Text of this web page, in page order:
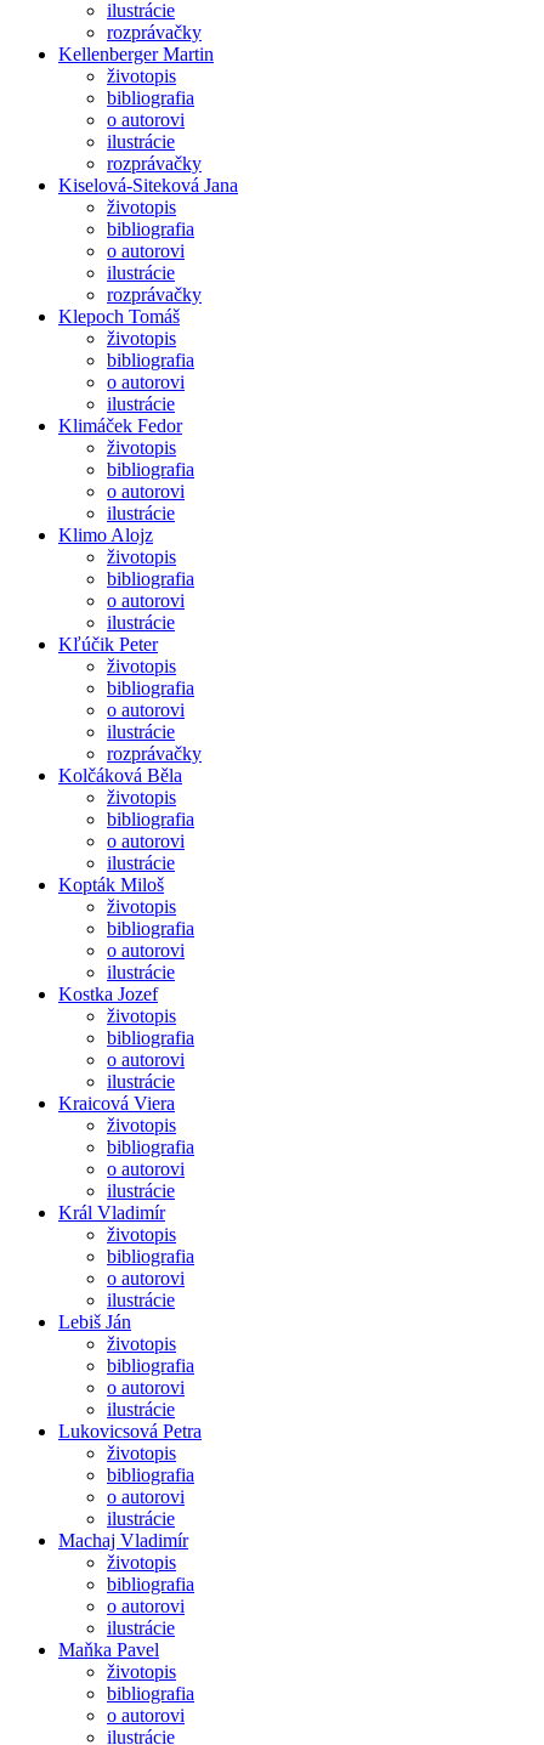
ilustrácie
rozprávačky
Kellenberger Martin
životopis
bibliografia
o autorovi
ilustrácie
rozprávačky
Kiselová-Siteková Jana
životopis
bibliografia
o autorovi
ilustrácie
rozprávačky
Klepoch Tomáš
životopis
bibliografia
o autorovi
ilustrácie
Klimáček Fedor
životopis
bibliografia
o autorovi
ilustrácie
Klimo Alojz
životopis
bibliografia
o autorovi
ilustrácie
Kľúčik Peter
životopis
bibliografia
o autorovi
ilustrácie
rozprávačky
Kolčáková Běla
životopis
bibliografia
o autorovi
ilustrácie
Kopták Miloš
životopis
bibliografia
o autorovi
ilustrácie
Kostka Jozef
životopis
bibliografia
o autorovi
ilustrácie
Kraicová Viera
životopis
bibliografia
o autorovi
ilustrácie
Král Vladimír
životopis
bibliografia
o autorovi
ilustrácie
Lebiš Ján
životopis
bibliografia
o autorovi
ilustrácie
Lukovicsová Petra
životopis
bibliografia
o autorovi
ilustrácie
Machaj Vladimír
životopis
bibliografia
o autorovi
ilustrácie
Maňka Pavel
životopis
bibliografia
o autorovi
ilustrácie